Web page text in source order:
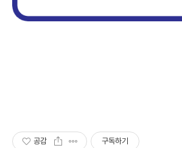
공감 구독하기